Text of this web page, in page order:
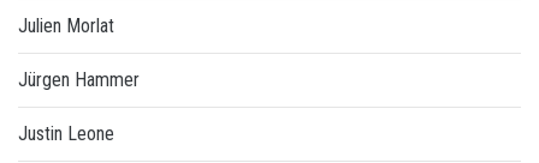
Julien Morlat
Jürgen Hammer
Justin Leone